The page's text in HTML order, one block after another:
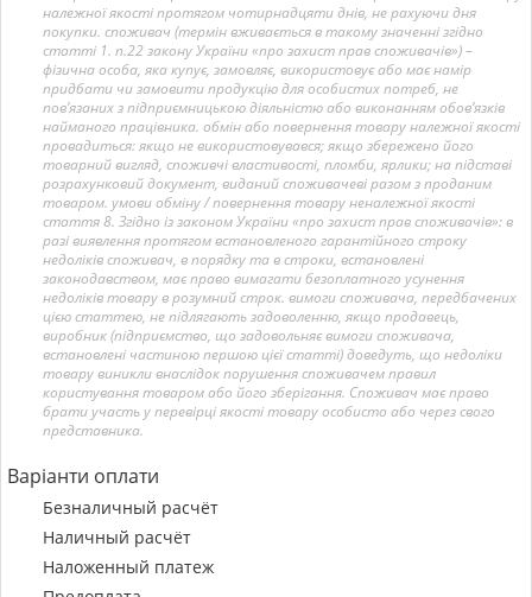
належної якості протягом чотирнадцяти днів, не рахуючи дня
покупки. споживач (термін вживається в такому значенні згідно
статті 1. п.22 закону України «про захист прав споживачів») –
фізична особа, яка купує, замовляє, використовує або має намір
придбати чи замовити продукцію для особистих потреб, не
пов’язаних з підприємницькою діяльністю або виконанням обов’язків
найманого працівника. обмін або повернення товару належної якості
провадиться: якщо не використовувався; якщо збережено його
товарний вигляд, споживчі властивості, пломби, ярлики; на підставі
розрахунковий документ, виданий споживачеві разом з проданим
товаром. умови обміну / повернення товару неналежної якості
стаття 8. Згідно із законом України «про захист прав споживачів»: в
разі виявлення протягом встановленого гарантійного строку
недоліків споживач, в порядку та в строки, встановлені
законодавством, має право вимагати безоплатного усунення
недоліків товару в розумний строк. вимоги споживача, передбачених
цією статтею, не підлягають задоволенню, якщо продавець,
виробник (підприємство, що задовольняє вимоги споживача,
встановлені частиною першою цієї статті) доведуть, що недоліки
товару виникли внаслідок порушення споживачем правил
користування товаром або його зберігання. Споживач має право
брати участь у перевірці якості товару особисто або через свого
представника.
Варіанти оплати
Безналичный расчёт
Наличный расчёт
Наложенный платеж